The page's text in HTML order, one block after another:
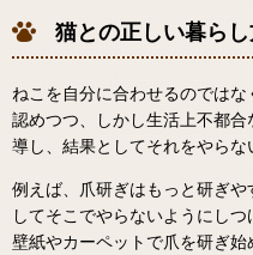
猫との正しい暮ら
ねこを自分に合わせるのでは
認めつつ、しかし生活上不都
導し、結果としてそれをやらな
例えば、爪研ぎはもっと研ぎ
してそこでやらないようにしつ
壁紙やカーペットで爪を研ぎ